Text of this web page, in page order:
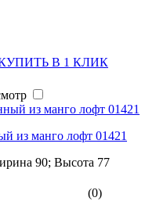
В 1 КЛИК
из манго лофт 01421
90; Высота 77
(0)